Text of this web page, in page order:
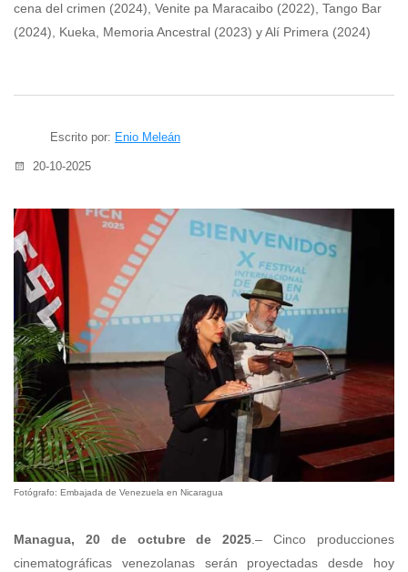
cena del crimen (2024), Venite pa Maracaibo (2022), Tango Bar
(2024), Kueka, Memoria Ancestral (2023) y Alí Primera (2024)
Escrito por: Enio Meleán
20-10-2025
Fotógrafo: Embajada de Venezuela en Nicaragua
Managua, 20 de octubre de 2025 .– Cinco producciones
cinematográficas venezolanas serán proyectadas desde hoy